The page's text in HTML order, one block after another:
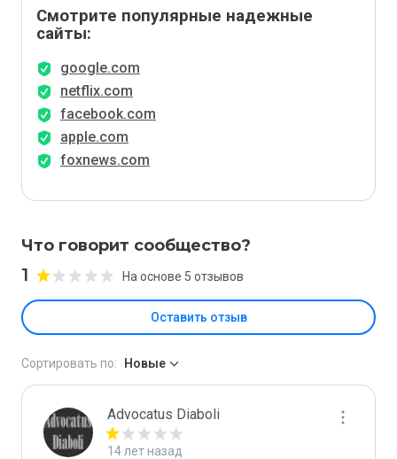
Смотрите популярные надежные
сайты:
google.com
netflix.com
facebook.com
apple.com
foxnews.com
Что говорит сообщество?
1 На основе 5 отзывов
Оставить отзыв
Сортировать по: Новые
Advocatus Diaboli
14 лет назад